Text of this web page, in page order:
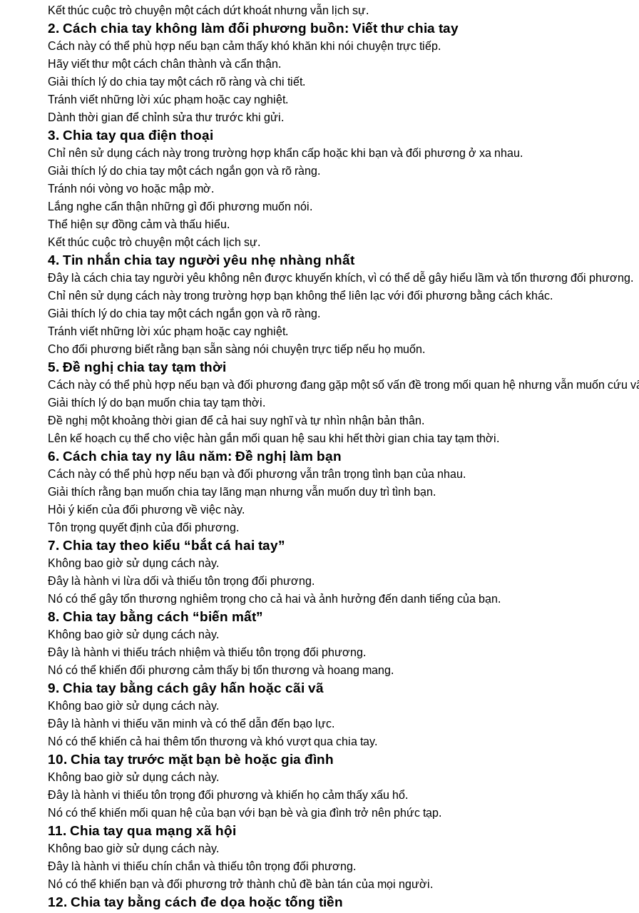
Kết thúc cuộc trò chuyện một cách dứt khoát nhưng vẫn lịch sự.
2. Cách chia tay không làm đối phương buồn: Viết thư chia tay
Cách này có thể phù hợp nếu bạn cảm thấy khó khăn khi nói chuyện trực tiếp.
Hãy viết thư một cách chân thành và cẩn thận.
Giải thích lý do chia tay một cách rõ ràng và chi tiết.
Tránh viết những lời xúc phạm hoặc cay nghiệt.
Dành thời gian để chỉnh sửa thư trước khi gửi.
3. Chia tay qua điện thoại
Chỉ nên sử dụng cách này trong trường hợp khẩn cấp hoặc khi bạn và đối phương ở xa nhau.
Giải thích lý do chia tay một cách ngắn gọn và rõ ràng.
Tránh nói vòng vo hoặc mập mờ.
Lắng nghe cẩn thận những gì đối phương muốn nói.
Thể hiện sự đồng cảm và thấu hiểu.
Kết thúc cuộc trò chuyện một cách lịch sự.
4. Tin nhắn chia tay người yêu nhẹ nhàng nhất
Đây là cách chia tay người yêu không nên được khuyến khích, vì có thể dễ gây hiểu lầm và tổn thương đối phương.
Chỉ nên sử dụng cách này trong trường hợp bạn không thể liên lạc với đối phương bằng cách khác.
Giải thích lý do chia tay một cách ngắn gọn và rõ ràng.
Tránh viết những lời xúc phạm hoặc cay nghiệt.
Cho đối phương biết rằng bạn sẵn sàng nói chuyện trực tiếp nếu họ muốn.
5. Đề nghị chia tay tạm thời
Cách này có thể phù hợp nếu bạn và đối phương đang gặp một số vấn đề trong mối quan hệ nhưng vẫn muốn cứu
Giải thích lý do bạn muốn chia tay tạm thời.
Đề nghị một khoảng thời gian để cả hai suy nghĩ và tự nhìn nhận bản thân.
Lên kế hoạch cụ thể cho việc hàn gắn mối quan hệ sau khi hết thời gian chia tay tạm thời.
6. Cách chia tay ny lâu năm: Đề nghị làm bạn
Cách này có thể phù hợp nếu bạn và đối phương vẫn trân trọng tình bạn của nhau.
Giải thích rằng bạn muốn chia tay lãng mạn nhưng vẫn muốn duy trì tình bạn.
Hỏi ý kiến của đối phương về việc này.
Tôn trọng quyết định của đối phương.
7. Chia tay theo kiểu “bắt cá hai tay”
Không bao giờ sử dụng cách này.
Đây là hành vi lừa dối và thiếu tôn trọng đối phương.
Nó có thể gây tổn thương nghiêm trọng cho cả hai và ảnh hưởng đến danh tiếng của bạn.
8. Chia tay bằng cách “biến mất”
Không bao giờ sử dụng cách này.
Đây là hành vi thiếu trách nhiệm và thiếu tôn trọng đối phương.
Nó có thể khiến đối phương cảm thấy bị tổn thương và hoang mang.
9. Chia tay bằng cách gây hấn hoặc cãi vã
Không bao giờ sử dụng cách này.
Đây là hành vi thiếu văn minh và có thể dẫn đến bạo lực.
Nó có thể khiến cả hai thêm tổn thương và khó vượt qua chia tay.
10. Chia tay trước mặt bạn bè hoặc gia đình
Không bao giờ sử dụng cách này.
Đây là hành vi thiếu tôn trọng đối phương và khiến họ cảm thấy xấu hổ.
Nó có thể khiến mối quan hệ của bạn với bạn bè và gia đình trở nên phức tạp.
11. Chia tay qua mạng xã hội
Không bao giờ sử dụng cách này.
Đây là hành vi thiếu chín chắn và thiếu tôn trọng đối phương.
Nó có thể khiến bạn và đối phương trở thành chủ đề bàn tán của mọi người.
12. Chia tay bằng cách đe dọa hoặc tống tiền